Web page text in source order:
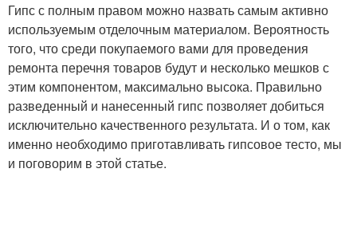
Гипс с полным правом можно назвать самым активно
используемым отделочным материалом. Вероятность
того, что среди покупаемого вами для проведения
ремонта перечня товаров будут и несколько мешков с
этим компонентом, максимально высока. Правильно
разведенный и нанесенный гипс позволяет добиться
исключительно качественного результата. И о том, как
именно необходимо приготавливать гипсовое тесто, мы
и поговорим в этой статье.